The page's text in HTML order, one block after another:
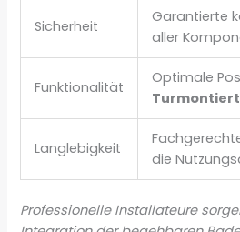
Sicherheit
Garantierte
aller
Funktionalität
Optimale
Langlebigkeit
die
Professionelle Installateure